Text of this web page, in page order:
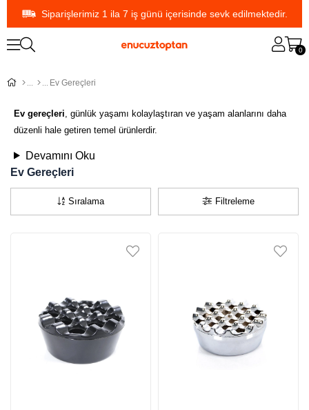
Siparişlerimiz 1 ila 7 iş günü içerisinde sevk edilmektedir.
0
Ev Gereçleri
Ev gereçleri , günlük yaşamı kolaylaştıran ve yaşam alanlarını daha
düzenli hale getiren temel ürünlerdir.
Devamını Oku
Ev Gereçleri
Filtreleme
Sıralama